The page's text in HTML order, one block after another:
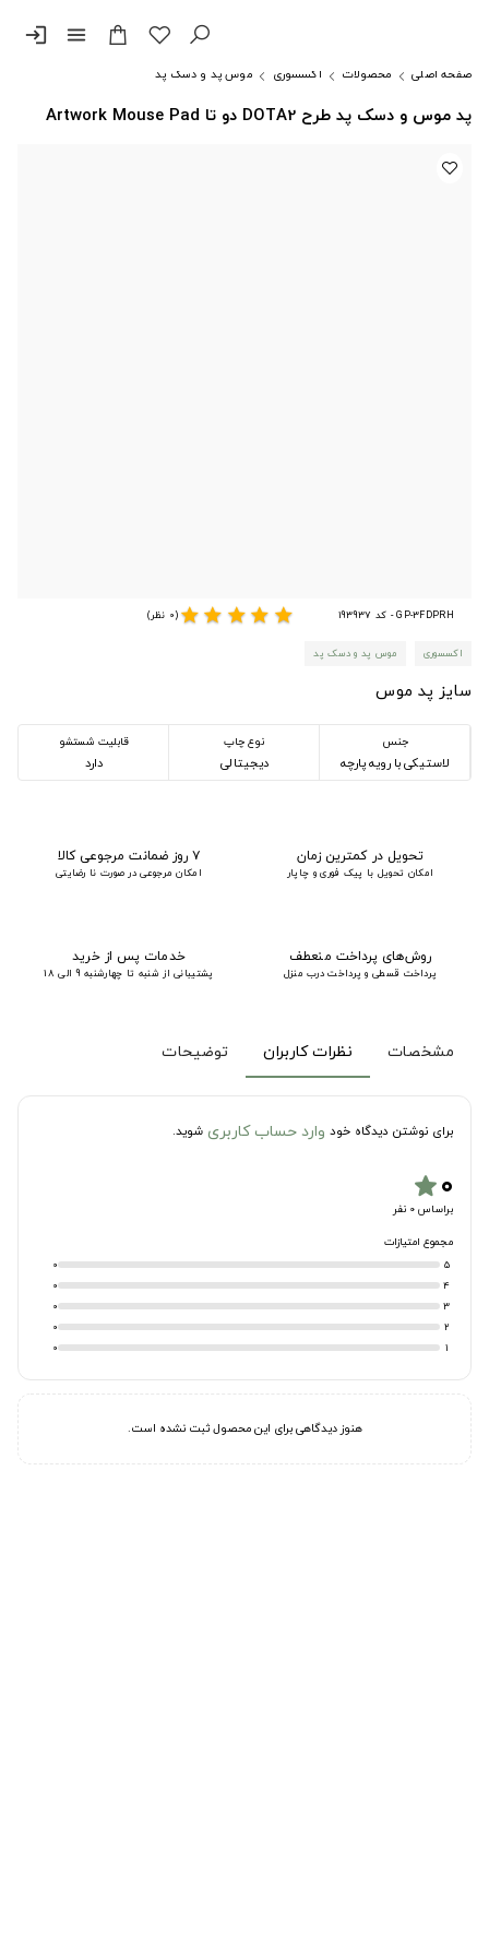
menu
login
صفحه اصلی محصولات اکسسوری موس پد و دسک پد
پد موس و دسک پد طرح DOTA2 دو تا Artwork Mouse Pad
GP-3FDPRH - کد 193937 star
star
star
star
star(0 نظر)
اکسسوری موس پد و دسک پد
سایز پد موس
جنس
لاستیکی با رویه پارچه
نوع چاپ
دیجیتالی
قابلیت شستشو
دارد
تحویل در کمترین زمان
امکان تحویل با پیک فوری و چاپار
۷ روز ضمانت مرجوعی کالا
امکان مرجوعی در صورت نا رضایتی
روش‌های پرداخت منعطف
پرداخت قسطی و پرداخت درب منزل
خدمات پس از خرید
پشتیبانی از شنبه تا چهارشنبه 9 الی 18
مشخصات نظرات کاربران توضیحات
برای نوشتن دیدگاه خود وارد حساب کاربری شوید.
۰star
براساس 0 نفر
مجموع امتیازات
5
0
4
0
3
0
2
0
1
0
هنوز دیدگاهی برای این محصول ثبت نشده است.